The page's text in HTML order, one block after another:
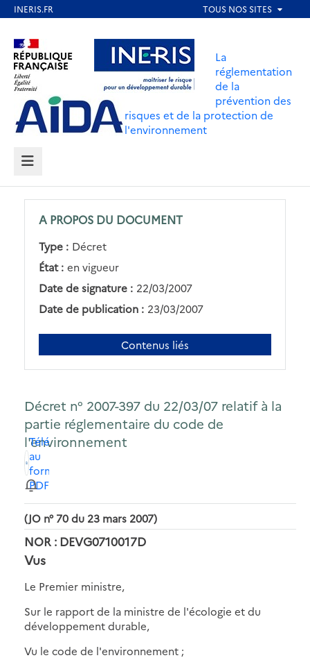
contenu
principal
Aller au contenu Aller au menu
Aller au pied de page
La
réglementation
de la
prévention des
risques et de la protection de
l'environnement
MENU
A PROPOS DU DOCUMENT
Type : Décret
État : en vigueur
Date de signature : 22/03/2007
Date de publication : 23/03/2007
Contenus liés
Décret n° 2007-397 du 22/03/07 relatif à la
partie réglementaire du code de
l'environnement
Télécharger
au
format
PDF
(JO n° 70 du 23 mars 2007)
NOR : DEVG0710017D
Vus
Le Premier ministre,
Sur le rapport de la ministre de l'écologie et du
développement durable,
Vu le code de l'environnement ;